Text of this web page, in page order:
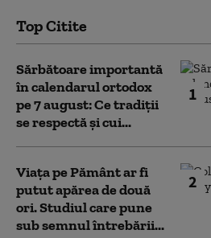
Top Citite
1
Sărbătoare importantă
în calendarul ortodox
pe 7 august: Ce tradiții
se respectă și cui...
2
Viața pe Pământ ar fi
putut apărea de două
ori. Studiul care pune
sub semnul întrebării...